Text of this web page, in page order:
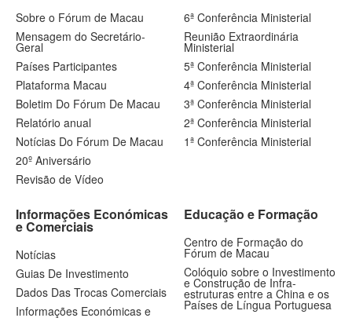
Sobre o Fórum de Macau
Mensagem do Secretário-
Geral
Países Participantes
Plataforma Macau
Boletim Do Fórum De Macau
Relatório anual
Notícias Do Fórum De Macau
20º Aniversário
Revisão de Vídeo
6ª Conferência Ministerial
Reunião Extraordinária
Ministerial
5ª Conferência Ministerial
4ª Conferência Ministerial
3ª Conferência Ministerial
2ª Conferência Ministerial
1ª Conferência Ministerial
Informações Económicas
e Comerciais
Notícias
Guias De Investimento
Dados Das Trocas Comerciais
Informações Económicas e
Educação e Formação
Centro de Formação do
Fórum de Macau
Colóquio sobre o Investimento
e Construção de Infra-
estruturas entre a China e os
Países de Língua Portuguesa